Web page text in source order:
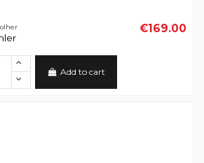
€169.00
Add to cart